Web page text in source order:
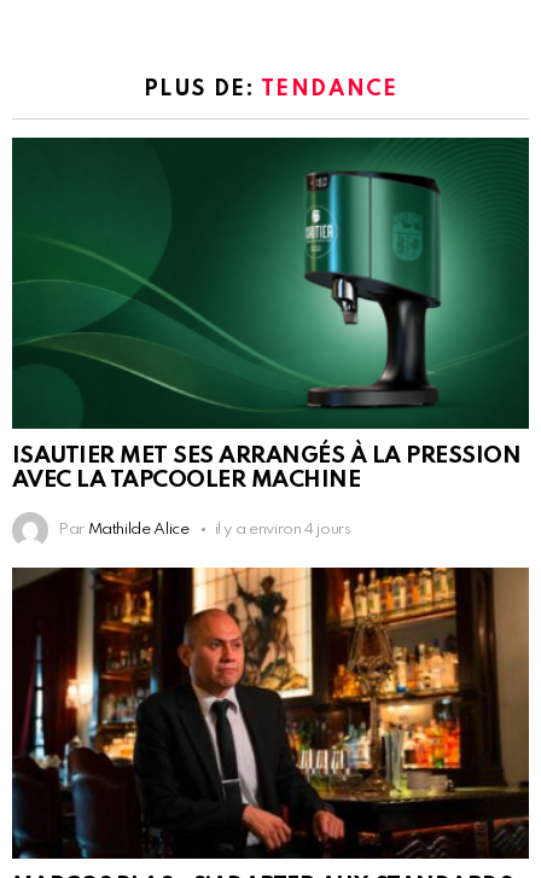
PLUS DE: TENDANCE
ISAUTIER MET SES ARRANGÉS À LA PRESSION
AVEC LA TAPCOOLER MACHINE
Par Mathilde Alice il y a environ 4 jours